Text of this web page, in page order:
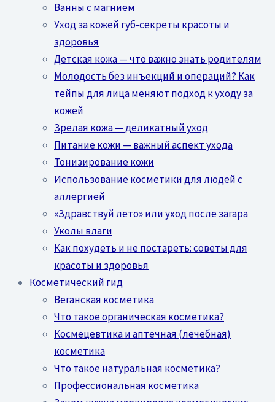
Ванны с магнием
Уход за кожей губ-секреты красоты и
здоровья
Детская кожа — что важно знать родителям
Молодость без инъекций и операций? Как
тейпы для лица меняют подход к уходу за
кожей
Зрелая кожа — деликатный уход
Питание кожи — важный аспект ухода
Тонизирование кожи
Использование косметики для людей с
аллергией
«Здравствуй лето» или уход после загара
Уколы влаги
Как похудеть и не постареть: советы для
красоты и здоровья
Косметический гид
Веганская косметика
Что такое органическая косметика?
Космецевтика и аптечная (лечебная)
косметика
Что такое натуральная косметика?
Профессиональная косметика